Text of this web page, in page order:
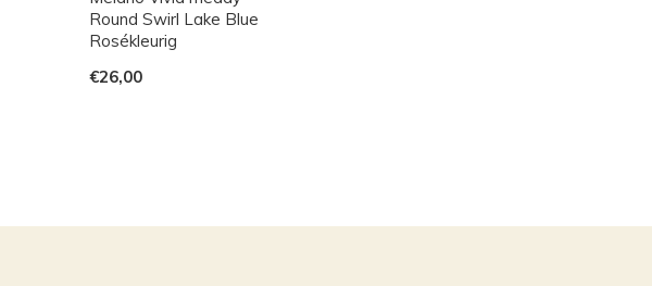
Round Swirl Lake Blue
Rosékleurig
€26,00